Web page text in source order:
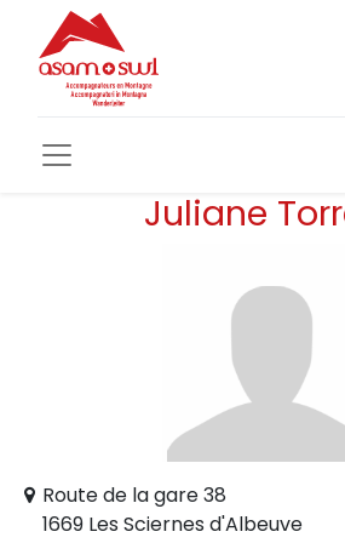
Juliane
Route de la gare 38
1669 Les Sciernes d'Albeuve